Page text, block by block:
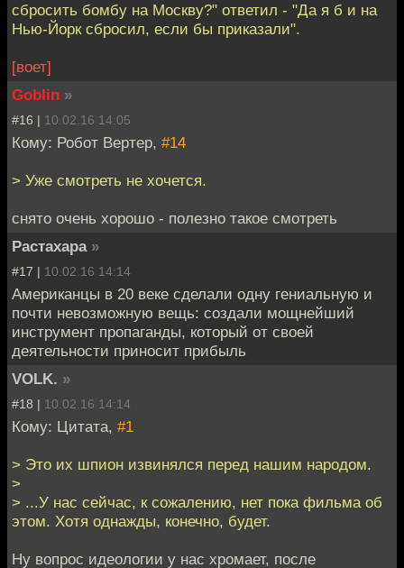
сбросить бомбу на Москву?" ответил - "Да я б и на
Нью-Йорк сбросил, если бы приказали".
[воет]
Goblin »
#16 | 10.02.16 14:05
Кому: Робот Вертер, #14
> Уже смотреть не хочется.
снято очень хорошо - полезно такое смотреть
Растахара »
#17 | 10.02.16 14:14
Американцы в 20 веке сделали одну гениальную и
почти невозможную вещь: создали мощнейший
инструмент пропаганды, который от своей
деятельности приносит прибыль
VOLK. »
#18 | 10.02.16 14:14
Кому: Цитата, #1
> Это их шпион извинялся перед нашим народом.
>
> ...У нас сейчас, к сожалению, нет пока фильма об
этом. Хотя однажды, конечно, будет.
Ну вопрос идеологии у нас хромает, после